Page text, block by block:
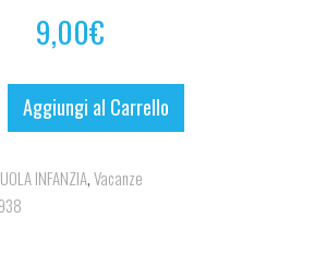
9,00€
Aggiungi al Carrello
INFANZIA,Vacanze